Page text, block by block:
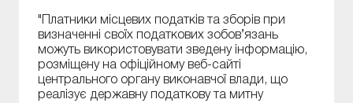
"Платники місцевих податків та зборів при
визначенні своїх податкових зобов’язань
можуть використовувати зведену інформацію,
розміщену на офіційному веб-сайті
центрального органу виконавчої влади, що
реалізує державну податкову та митну